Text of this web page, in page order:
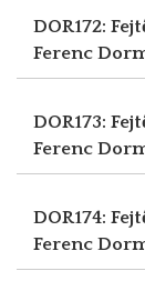
DOR172:
Ferenc
DOR173:
Ferenc
DOR174:
Ferenc